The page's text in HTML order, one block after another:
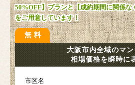
50%OFF】プランと【成約期間に関係な
をご用意しています！
無料
大阪市内全域のマ
相場価格を瞬時に
市区名